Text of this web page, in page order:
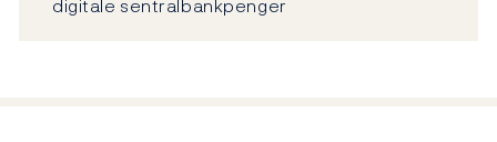
digitale sentralbankpenger